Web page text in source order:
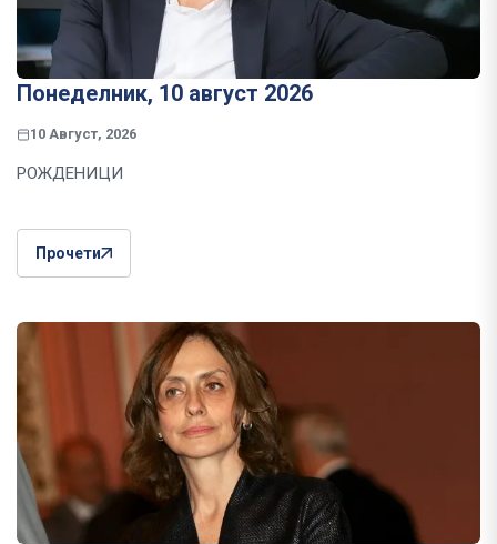
Понеделник, 10 август 2026
10 Август, 2026
РОЖДЕНИЦИ
Прочети